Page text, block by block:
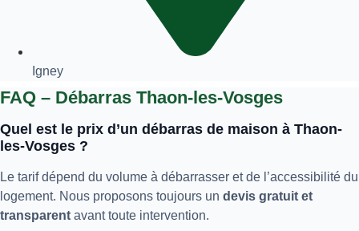
Igney
FAQ – Débarras Thaon-les-Vosges
Quel est le prix d’un débarras de maison à Thaon-
les-Vosges ?
Le tarif dépend du volume à débarrasser et de l’accessibilité du
logement. Nous proposons toujours un devis gratuit et
transparent avant toute intervention.